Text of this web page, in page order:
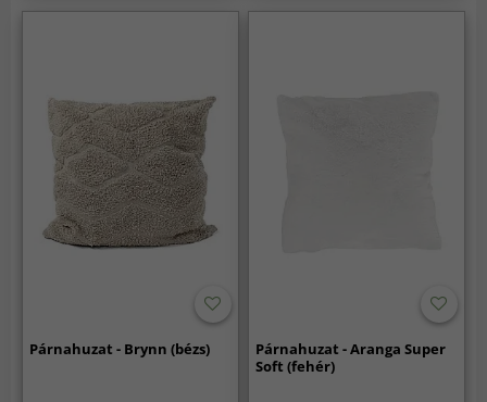
Párnahuzat - Brynn (bézs)
Párnahuzat - Aranga Super
Soft (fehér)